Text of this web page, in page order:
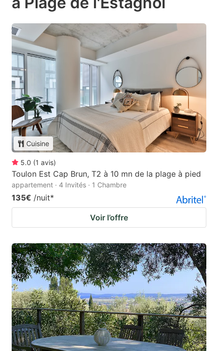
Cuisine
5.0 (1 avis)
Toulon Est Cap Brun, T2 à 10 mn de la plage à pied
appartement · 4 Invités · 1 Chambre
135€ /nuit*
Voir l’offre